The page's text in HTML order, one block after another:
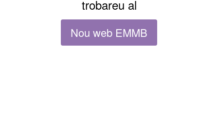
trobareu al
Nou web EMMB